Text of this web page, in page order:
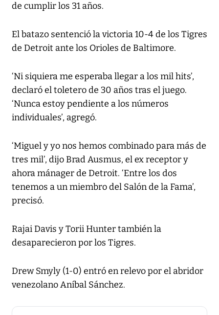
de cumplir los 31 años.
El batazo sentenció la victoria 10-4 de los Tigres
de Detroit ante los Orioles de Baltimore.
‘Ni siquiera me esperaba llegar a los mil hits’,
declaró el toletero de 30 años tras el juego.
‘Nunca estoy pendiente a los números
individuales’, agregó.
‘Miguel y yo nos hemos combinado para más de
tres mil’, dijo Brad Ausmus, el ex receptor y
ahora mánager de Detroit. ‘Entre los dos
tenemos a un miembro del Salón de la Fama’,
precisó.
Rajai Davis y Torii Hunter también la
desaparecieron por los Tigres.
Drew Smyly (1-0) entró en relevo por el abridor
venezolano Aníbal Sánchez.